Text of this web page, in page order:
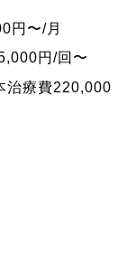
円〜/月
円/回〜
治療費220,000